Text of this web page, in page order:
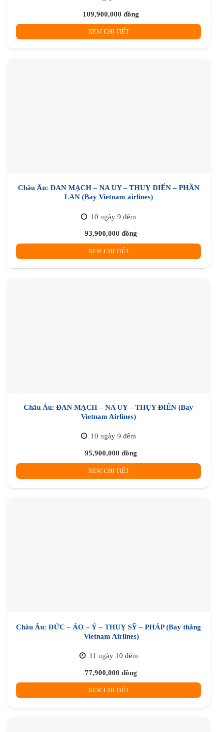
109,900,000 đồng
XEM CHI TIẾT
Châu Âu: ĐAN MẠCH – NA UY – THUỴ ĐIỂN – PHẦN
LAN (Bay Vietnam airlines)
10 ngày 9 đêm
93,900,000 đồng
XEM CHI TIẾT
Châu Âu: ĐAN MẠCH – NA UY – THỤY ĐIỂN (Bay
Vietnam Airlines)
10 ngày 9 đêm
95,900,000 đồng
XEM CHI TIẾT
Châu Âu: ĐỨC – ÁO – Ý – THUỴ SỸ – PHÁP (Bay thẳng
– Vietnam Airlines)
11 ngày 10 đêm
77,900,000 đồng
XEM CHI TIẾT